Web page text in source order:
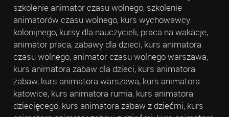
szkolenie animator czasu wolnego, szkolenie
animatorów czasu wolnego, kurs wychowawcy
kolonijnego, kursy dla nauczycieli, praca na wakacje,
animator praca, zabawy dla dzieci, kurs animatora
czasu wolnego, animator czasu wolnego warszawa,
kurs animatora zabaw dla dzieci, kurs animatora
zabaw, kurs animatora warszawa, kurs animatora
katowice, kurs animatora rumia, kurs animatora
dziecięcego, kurs animatora zabaw z dziećmi, kurs